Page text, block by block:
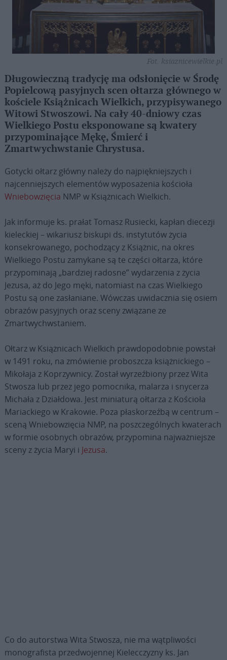
Fot. ksiaznicewielkie.pl
Długowieczną tradycję ma odsłonięcie w Środę
Popielcową pasyjnych scen ołtarza głównego w
kościele Książnicach Wielkich, przypisywanego
Witowi Stwoszowi. Na cały 40-dniowy czas
Wielkiego Postu eksponowane są kwatery
przypominające Mękę, Śmierć i
Zmartwychwstanie Chrystusa.
Gotycki ołtarz główny należy do najpiękniejszych i
najcenniejszych elementów wyposażenia kościoła
Wniebowzięcia NMP w Książnicach Wielkich.
Jak informuje ks. prałat Tomasz Rusiecki, kapłan diecezji
kieleckiej – wikariusz biskupi ds. instytutów życia
konsekrowanego, pochodzący z Książnic, na okres
Wielkiego Postu zamykane są te części ołtarza, które
przypominają „bardziej radosne” wydarzenia z życia
Jezusa, aż do Jego męki, natomiast na czas Wielkiego
Postu są one zasłaniane. Wówczas uwidacznia się osiem
obrazów pasyjnych oraz sceny związane ze
Zmartwychwstaniem.
Ołtarz w Książnicach Wielkich prawdopodobnie powstał
w 1491 roku, na zmówienie proboszcza książnickiego –
Mikołaja z Koprzywnicy. Został wyrzeźbiony przez Wita
Stwosza lub przez jego pomocnika, malarza i snycerza
Michała z Działdowa. Jest miniaturą ołtarza z Kościoła
Mariackiego w Krakowie. Poza płaskorzeźbą w centrum –
sceną Wniebowzięcia NMP, na poszczególnych kwaterach
w formie osobnych obrazów, przypomina najważniejsze
sceny z życia Maryi i Jezusa.
Co do autorstwa Wita Stwosza, nie ma wątpliwości
monografista przedwojennej Kielecczyzny ks. Jan